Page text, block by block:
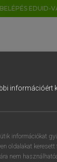
BELÉPÉS EDUID-
információért
információkat
oldalakat keresett
nem
8 9
u i
l é